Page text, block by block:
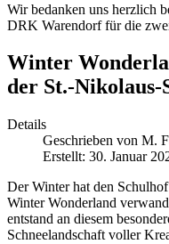
Wir bedanken uns herzlich
DRK Warendorf für die
Winter
der St.-Nikolaus-
Details
Geschrieben von M.
Erstellt: 30. Januar
Der Winter hat den
Winter Wonderland
entstand an diesem
Schneelandschaft voller